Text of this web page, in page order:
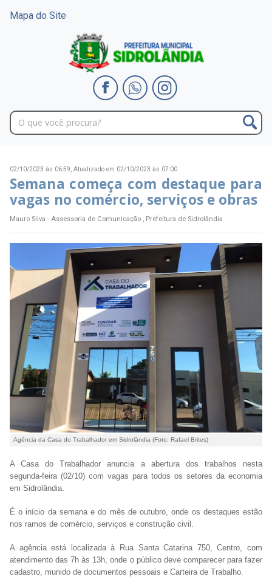
Mapa do Site
02/10/2023 às 06:59, Atualizado em 02/10/2023 às 07:00
Semana começa com destaque para
vagas no comércio, serviços e obras
Mauro Silva - Assessoria de Comunicação , Prefeitura de Sidrolândia
Agência da Casa do Trabalhador em Sidrolândia (Foto: Rafael Brites)
A Casa do Trabalhador anuncia a abertura dos trabalhos nesta
segunda-feira (02/10) com vagas para todos os setores da economia
em Sidrolândia.
É o início da semana e do mês de outubro, onde os destaques estão
nos ramos de comércio, serviços e construção civil.
A agência está localizada à Rua Santa Catarina 750, Centro, com
atendimento das 7h às 13h, onde o público deve comparecer para fazer
cadastro, munido de documentos pessoais e Carteira de Trabalho.